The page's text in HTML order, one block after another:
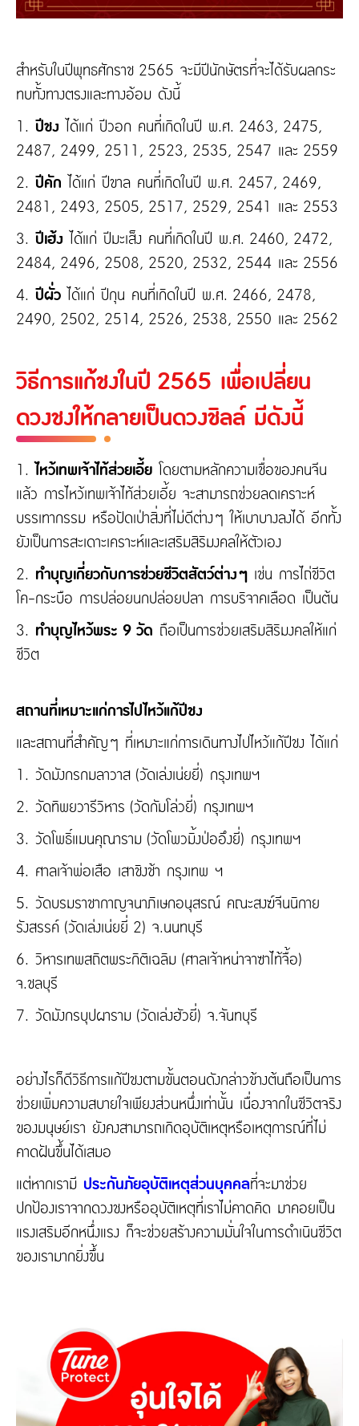
สำหรับในปีพุทธศักราช 2565 จะมีปีนักษัตรที่จะได้รับผลกระ
ทบทั้งทางตรงและทางอ้อม ดังนี้
1. ปีชง ได้แก่ ปีวอก คนที่เกิดในปี พ.ศ. 2463, 2475,
2487, 2499, 2511, 2523, 2535, 2547 และ 2559
2. ปีคัก ได้แก่ ปีขาล คนที่เกิดในปี พ.ศ. 2457, 2469,
2481, 2493, 2505, 2517, 2529, 2541 และ 2553
3. ปีเฮ้ง ได้แก่ ปีมะเส็ง คนที่เกิดในปี พ.ศ. 2460, 2472,
2484, 2496, 2508, 2520, 2532, 2544 และ 2556
4. ปีผั่ว ได้แก่ ปีกุน คนที่เกิดในปี พ.ศ. 2466, 2478,
2490, 2502, 2514, 2526, 2538, 2550 และ 2562
วิธีการแก้ชงในปี 2565 เพื่อเปลี่ยน
ดวงชงให้กลายเป็นดวงชิลล์ มีดังนี้
1.ไหว้เทพเจ้าไท้ส่วยเอี้ย โดยตามหลักความเชื่อของคนจีน
แล้ว การไหว้เทพเจ้าไท้ส่วยเอี้ย จะสามารถช่วยลดเคราะห์
บรรเทากรรม หรือปัดเป่าสิ่งที่ไม่ดีต่างๆ ให้เบาบางลงได้ อีกทั้ง
ยังเป็นการสะเดาะเคราะห์และเสริมสิริมงคลให้ตัวเอง
2. ทำบุญเกี่ยวกับการช่วยชีวิตสัตว์ต่างๆ เช่น การไถ่ชีวิต
โค-กระบือ การปล่อยนกปล่อยปลา การบริจาคเลือด เป็นต้น
3. ทำบุญไหว้พระ 9 วัด ถือเป็นการช่วยเสริมสิริมงคลให้แก่
ชีวิต
สถานที่เหมาะแก่การไปไหว้แก้ปีชง
และสถานที่สำคัญๆ ที่เหมาะแก่การเดินทางไปไหว้แก้ปีชง ได้แก่
1. วัดมังกรกมลาวาส (วัดเล่งเน่ยยี่) กรุงเทพฯ
2. วัดทิพยวารีวิหาร (วัดกัมโล่วยี่) กรุงเทพฯ
3. วัดโพธิ์แมนคุณาราม (วัดโพวมิ้งป่ออึงยี่) กรุงเทพฯ
4. ศาลเจ้าพ่อเสือ เสาชิงช้า กรุงเทพ ฯ
5. วัดบรมราชากาญจนาภิเษกอนุสรณ์ คณะสงฆ์จีนนิกาย
รังสรรค์ (วัดเล่งเน่ยยี่ 2) จ.นนทบุรี
6. วิหารเทพสถิตพระกิติเฉลิม (ศาลเจ้าหน่าจาซาไท้จื้อ)
จ.ชลบุรี
7. วัดมังกรบุปผาราม (วัดเล่งฮัวยี่) จ.จันทบุรี
อย่างไรก็ดีวิธีการแก้ปีชงตามขั้นตอนดังกล่าวข้างต้นถือเป็นการ
ช่วยเพิ่มความสบายใจเพียงส่วนหนึ่งเท่านั้น เนื่องจากในชีวิตจริง
ของมนุษย์เรา ยังคงสามารถเกิดอุบัติเหตุหรือเหตุการณ์ที่ไม่
คาดฝันขึ้นได้เสมอ
แต่หากเรามี ประกันภัยอุบัติเหตุส่วนบุคคลที่จะมาช่วย
ปกป้องเราจากดวงชงหรืออุบัติเหตุที่เราไม่คาดคิด มาคอยเป็น
แรงเสริมอีกหนึ่งแรง ก็จะช่วยสร้างความมั่นใจในการดำเนินชีวิต
ของเรามากยิ่งขึ้น